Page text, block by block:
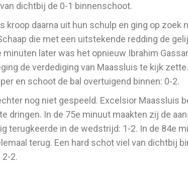
dichtbij de 0-1 binnenschoot.
kroop daarna uit hun schulp en ging op zoek
die met een uitstekende redding de
minuten later was het opnieuw Ibrahim
de verdediging van Maassluis te kijk
en schoot de bal overtuigend binnen: 0-2.
nog niet gespeeld. Excelsior Maassluis
dringen. In de 75e minuut maakten zij de
terugkeerde in de wedstrijd: 1-2. In de 84e
terug. Een hard schot viel van dichtbij
2.